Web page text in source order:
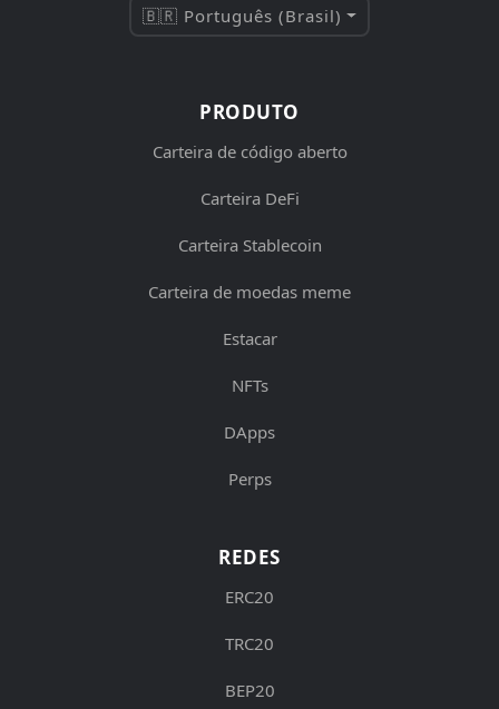
🇧🇷 Português (Brasil)
PRODUTO
Carteira de código aberto
Carteira DeFi
Carteira Stablecoin
Carteira de moedas meme
Estacar
NFTs
DApps
Perps
REDES
ERC20
TRC20
BEP20